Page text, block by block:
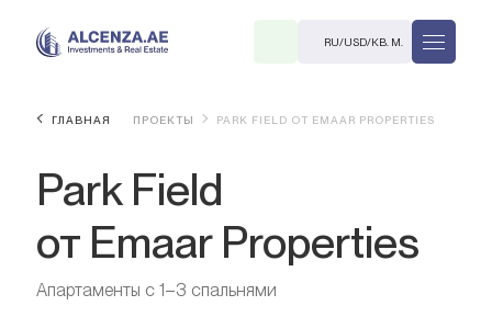
RU/USD/КВ. М.
ГЛАВНАЯ ПРОЕКТЫ PARK FIELD ОТ EMAAR PROPERTIES
Park Field
от Emaar Properties
Апартаменты с 1–3 спальнями